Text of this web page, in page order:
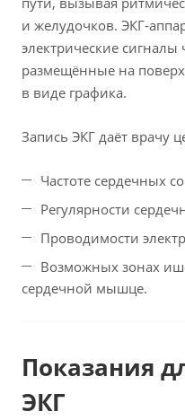
и желудочков. ЭКГ-
электрические сигналы
размещённые на
в виде графика.
Запись ЭКГ даёт врачу
Частоте сердечных
Регулярности
Проводимости
Возможных зонах
сердечной мышце.
Показания
ЭКГ